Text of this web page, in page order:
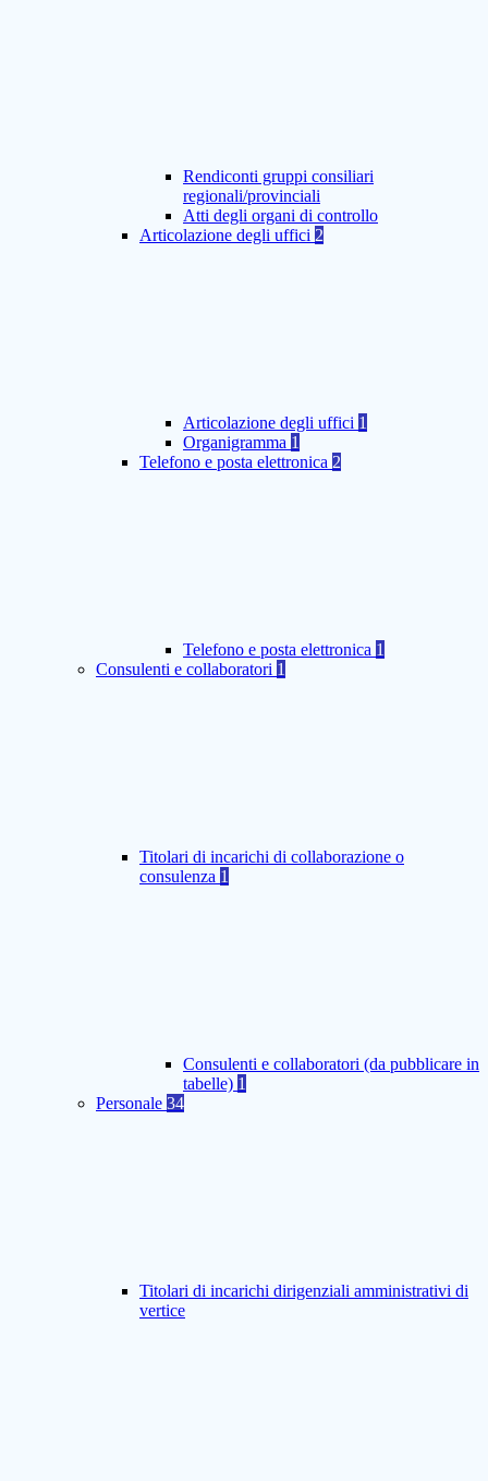
Rendiconti gruppi consiliari
regionali/provinciali
Atti degli organi di controllo
Articolazione degli uffici 2
Articolazione degli uffici 1
Organigramma 1
Telefono e posta elettronica 2
Telefono e posta elettronica 1
Consulenti e collaboratori 1
Titolari di incarichi di collaborazione o
consulenza 1
Consulenti e collaboratori (da pubblicare in
tabelle) 1
Personale 34
Titolari di incarichi dirigenziali amministrativi di
vertice